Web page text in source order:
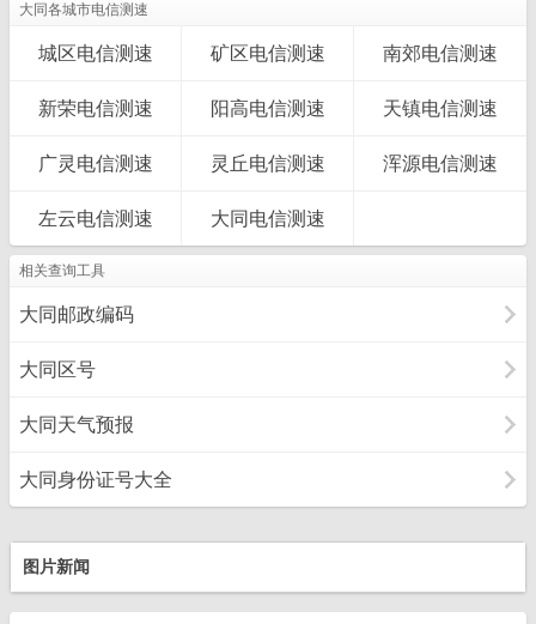
大同各城市电信测速
城区电信测速 矿区电信测速 南郊电信测速
新荣电信测速 阳高电信测速 天镇电信测速
广灵电信测速 灵丘电信测速 浑源电信测速
左云电信测速 大同电信测速
相关查询工具
大同邮政编码
大同区号
大同天气预报
大同身份证号大全
图片新闻